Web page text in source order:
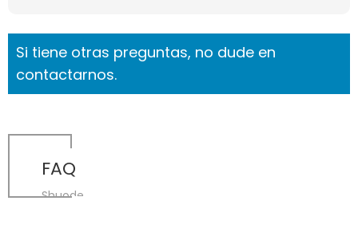
Si tiene otras preguntas, no dude en
contactarnos.
FAQ
Shuode